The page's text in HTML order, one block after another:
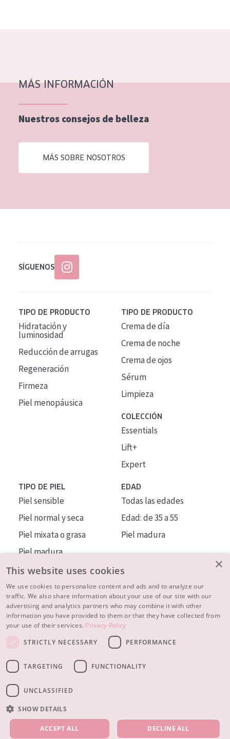
NUESTROS PRODUCTOS
Todas las edades
Piel madura
MÁS INFORMACIÓN
Nuestros consejos de belleza
MÁS SOBRE NOSOTROS
SÍGUENOS
TIPO DE PRODUCTO
Hidratación y
luminosidad
Reducción de arrugas
Regeneración
Firmeza
Piel menopáusica
TIPO DE PRODUCTO
Crema de día
Crema de noche
Crema de ojos
Sérum
Limpieza
COLECCIÓN
Essentials
Lift+
Expert
TIPO DE PIEL
Piel sensible
Piel normal y seca
Piel mixata o grasa
Piel madura
Piel expuesta al sol
Piel menopáusica
EDAD
Todas las edades
Edad: de 35 a 55
Piel madura
MÁS SOBRE NOSOTROS
INSPIRACIÓN
CONTACTO
© 2023 - 2026 Diadermine
×
This website uses cookies
We use cookies to personalize content and ads and to analyze our
traffic. We also share information about your use of our site with our
advertising and analytics partners who may combine it with other
information you have provided to them or that they have collected from
your use of their services. Privacy Policy
STRICTLY NECESSARY
PERFORMANCE
TARGETING FUNCTIONALITY
UNCLASSIFIED
SHOW DETAILS
ACCEPT ALL DECLINE ALL